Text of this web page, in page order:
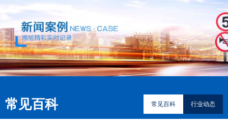
常见百科 常见百科 行业动态